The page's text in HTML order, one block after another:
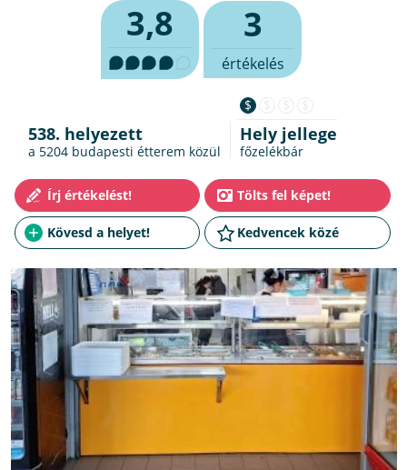
3,8 3
értékelés
538. helyezett
a 5204 budapesti étterem közül
$
Hely jellege
főzelékbár